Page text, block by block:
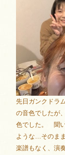
先日ガンクドラ
の音色でしたが
色でした。 聞
ような…そのま
楽譜もなく、演